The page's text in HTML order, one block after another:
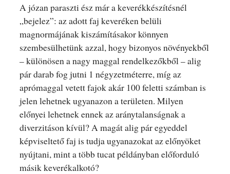
A józan paraszti ész már a keverékkészítésnél
„bejelez”: az adott faj keveréken belüli
magnormájának kiszámításakor könnyen
szembesülhetünk azzal, hogy bizonyos növényekből
– különösen a nagy maggal rendelkezőkből – alig
pár darab fog jutni 1 négyzetméterre, míg az
aprómaggal vetett fajok akár 100 feletti számban is
jelen lehetnek ugyanazon a területen. Milyen
előnyei lehetnek ennek az aránytalanságnak a
diverzitáson kívül? A magát alig pár egyeddel
képviseltető faj is tudja ugyanazokat az előnyöket
nyújtani, mint a több tucat példányban előforduló
másik keverékalkotó?